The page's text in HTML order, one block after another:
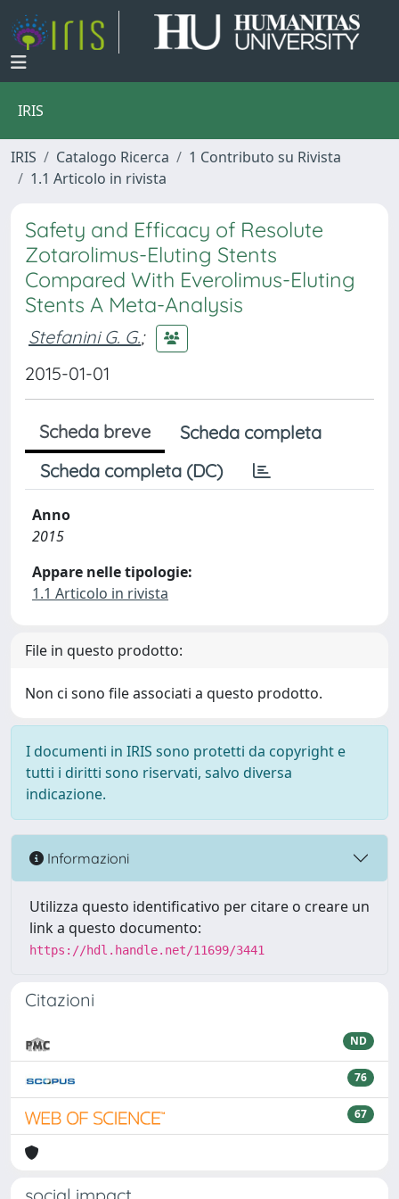
IRIS
IRIS Catalogo Ricerca
1 Contributo su Rivista
1.1 Articolo in rivista
Safety and Efficacy of Resolute
Zotarolimus-Eluting Stents
Compared With Everolimus-Eluting
Stents A Meta-Analysis
Stefanini G. G.;
2015-01-01
Scheda breve
Scheda completa
Scheda completa (DC)
Anno
2015
Appare nelle tipologie:
1.1 Articolo in rivista
File in questo prodotto:
Non ci sono file associati a questo prodotto.
I documenti in IRIS sono protetti da copyright e
tutti i diritti sono riservati, salvo diversa
indicazione.
Informazioni
Utilizza questo identificativo per citare o creare un
link a questo documento:
https://hdl.handle.net/11699/3441
Citazioni
ND
76
67